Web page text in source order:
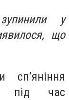
у
що
сп’яніння
під час